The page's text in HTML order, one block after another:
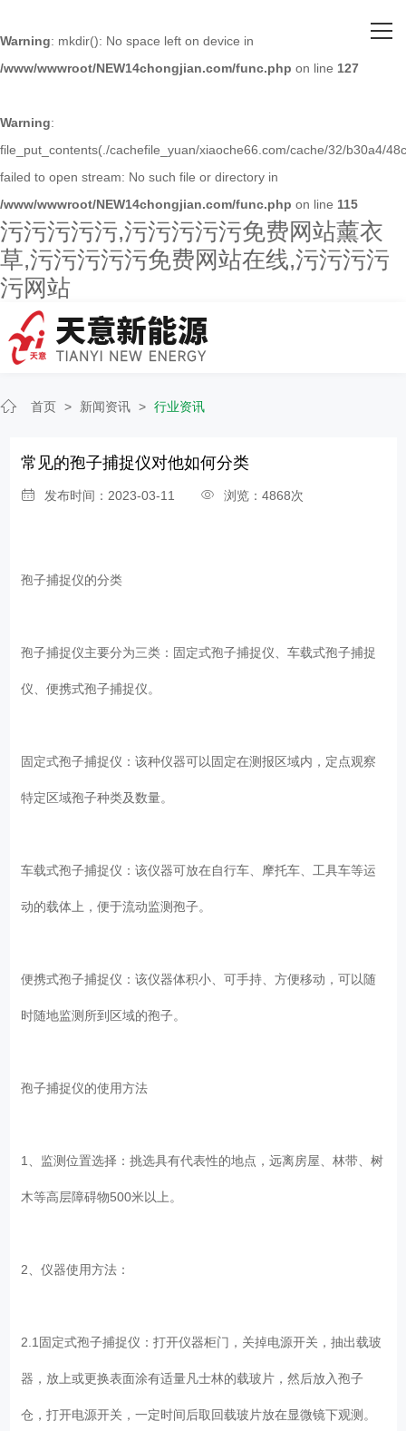
Warning: mkdir(): No space left on device in
/www/wwwroot/NEW14chongjian.com/func.php on line 127
Warning:
file_put_contents(./cachefile_yuan/xiaoche66.com/cache/32/b30a4/
failed to open stream: No such file or directory in
/www/wwwroot/NEW14chongjian.com/func.php on line 115
污污污污污,污污污污污免费网站薰衣
草,污污污污污免费网站在线,污污污污
污网站
关于污污污污污
主营产品
人才招聘
新闻资讯
联系污污污污污
首页 > 新闻资讯 > 行业资讯
常见的孢子捕捉仪对他如何分类
发布时间：2023-03-11 浏览：4868次
孢子捕捉仪的分类
孢子捕捉仪主要分为三类：固定式孢子捕捉仪、车载式孢子捕捉
仪、便携式孢子捕捉仪。
固定式孢子捕捉仪：该种仪器可以固定在测报区域内，定点观察
特定区域孢子种类及数量。
车载式孢子捕捉仪：该仪器可放在自行车、摩托车、工具车等运
动的载体上，便于流动监测孢子。
便携式孢子捕捉仪：该仪器体积小、可手持、方便移动，可以随
时随地监测所到区域的孢子。
孢子捕捉仪的使用方法
1、监测位置选择：挑选具有代表性的地点，远离房屋、林带、树
木等高层障碍物500米以上。
2、仪器使用方法：
2.1固定式孢子捕捉仪：打开仪器柜门，关掉电源开关，抽出载玻
器，放上或更换表面涂有适量凡士林的载玻片，然后放入孢子
仓，打开电源开关，一定时间后取回载玻片放在显微镜下观测。